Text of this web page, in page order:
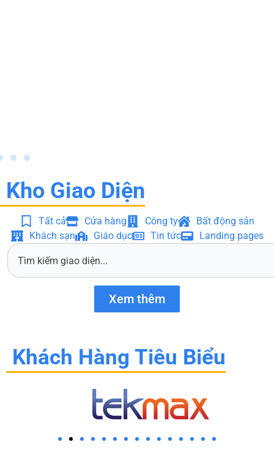
Kho Giao Diện
Tất cả Cửa hàng Công ty
Bất động sản
Xem thêm
Khách Hàng Tiêu Biểu